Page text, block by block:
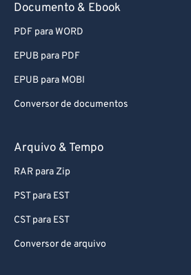
Documento & Ebook
PDF para WORD
EPUB para PDF
EPUB para MOBI
Conversor de documentos
Arquivo & Tempo
RAR para Zip
PST para EST
CST para EST
Conversor de arquivo